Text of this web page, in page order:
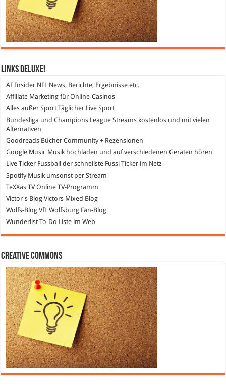
Links DeLuXe!
AF Insider NFL News, Berichte, Ergebnisse etc.
Affiliate Marketing für Online-Casinos
Alles außer Sport Täglicher Live Sport
Bundesliga und Champions League Streams kostenlos und mit vielen
Alternativen
Goodreads Bücher Community + Rezensionen
Google Music Musik hochladen und auf verschiedenen Geräten hören
Live Ticker Fussball der schnellste Fussi Ticker im Netz
SpotifyMusik umsonst per Stream
TeXXas TVOnline TV-Programm
Victor's Blog Victors Mixed Blog
Wolfs-Blog VfL Wolfsburg Fan-Blog
Wunderlist To-Do Liste im Web
Creative Commons